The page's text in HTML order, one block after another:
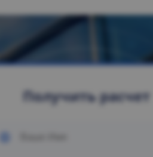
Получить расчет